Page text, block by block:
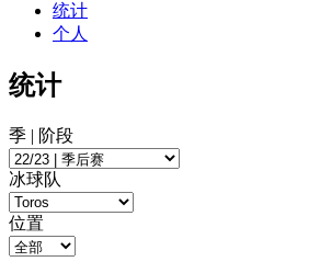
统计
个人
统计
季 | 阶段
冰球队
位置